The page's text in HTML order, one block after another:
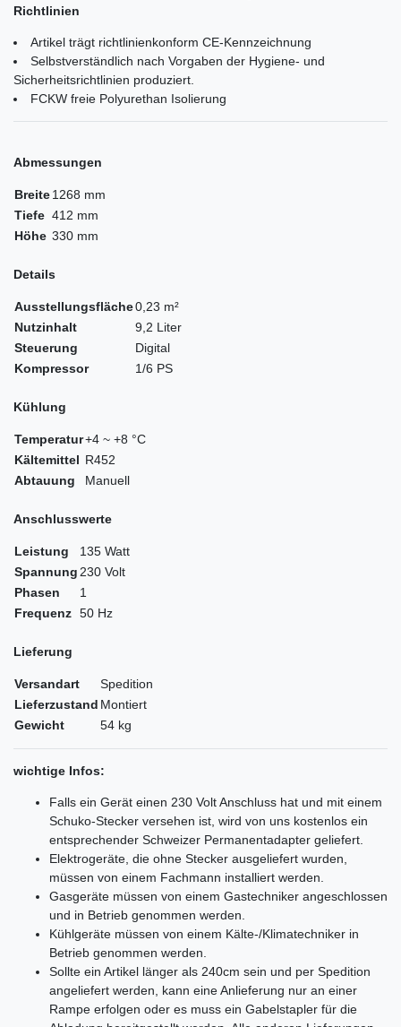
Richtlinien
Artikel trägt richtlinienkonform CE-Kennzeichnung
Selbstverständlich nach Vorgaben der Hygiene- und
Sicherheitsrichtlinien produziert.
FCKW freie Polyurethan Isolierung
Abmessungen
Breite1268 mm
Tiefe 412 mm
Höhe 330 mm
Details
Ausstellungsfläche0,23 m²
Nutzinhalt
9,2 Liter
Steuerung
Digital
Kompressor
1/6 PS
Kühlung
Temperatur+4 ~ +8 °C
Kältemittel R452
Abtauung
Manuell
Anschlusswerte
Leistung
135 Watt
Spannung 230 Volt
Phasen
1
Frequenz 50 Hz
Lieferung
Versandart
Spedition
Lieferzustand Montiert
Gewicht
54 kg
wichtige Infos:
Falls ein Gerät einen 230 Volt Anschluss hat und mit einem
Schuko-Stecker versehen ist, wird von uns kostenlos ein
entsprechender Schweizer Permanentadapter geliefert.
Elektrogeräte, die ohne Stecker ausgeliefert wurden,
müssen von einem Fachmann installiert werden.
Gasgeräte müssen von einem Gastechniker angeschlossen
und in Betrieb genommen werden.
Kühlgeräte müssen von einem Kälte-/Klimatechniker in
Betrieb genommen werden.
Sollte ein Artikel länger als 240cm sein und per Spedition
angeliefert werden, kann eine Anlieferung nur an einer
Rampe erfolgen oder es muss ein Gabelstapler für die